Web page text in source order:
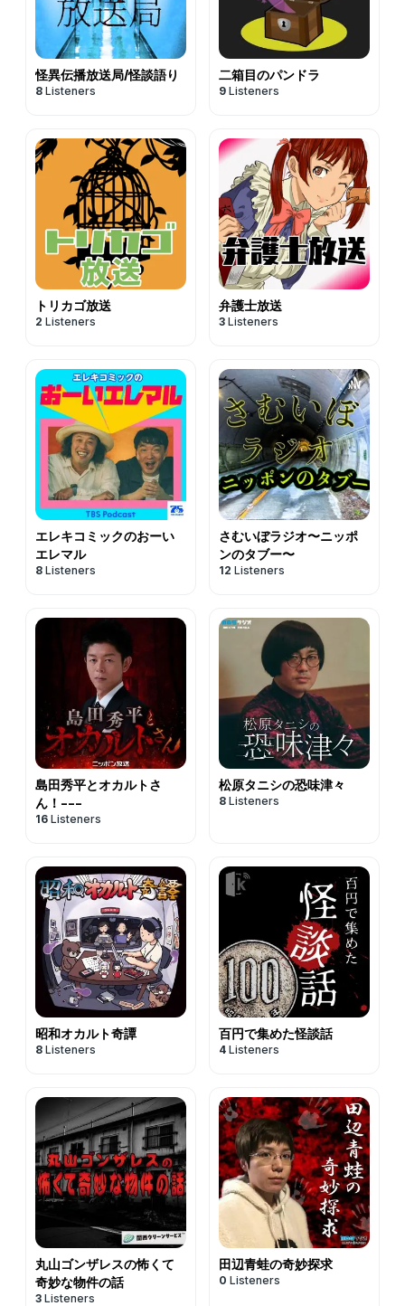
怪異伝播放送局/怪談語り
8 Listeners
二箱目のパンドラ
9 Listeners
トリカゴ放送
2 Listeners
弁護士放送
3 Listeners
エレキコミックのおーい
エレマル
8 Listeners
さむいぼラジオ〜ニッポ
ンのタブー〜
12 Listeners
島田秀平とオカルトさ
ん！---
16 Listeners
松原タニシの恐味津々
8 Listeners
昭和オカルト奇譚
8 Listeners
百円で集めた怪談話
4 Listeners
丸山ゴンザレスの怖くて
奇妙な物件の話
3 Listeners
田辺青蛙の奇妙探求
0 Listeners